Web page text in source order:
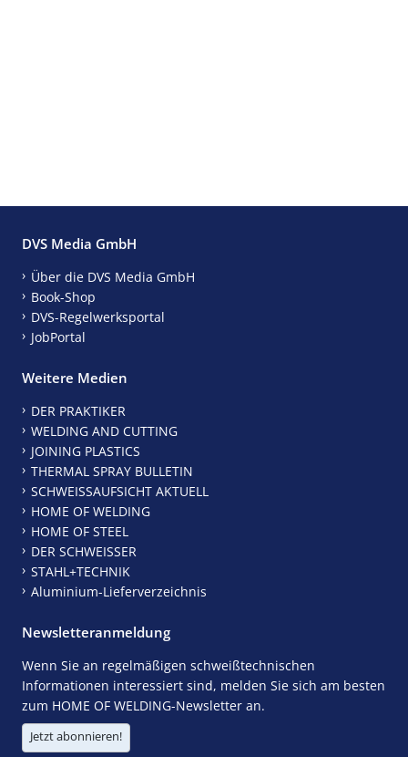
DVS Media GmbH
Über die DVS Media GmbH
Book-Shop
DVS-Regelwerksportal
JobPortal
Weitere Medien
DER PRAKTIKER
WELDING AND CUTTING
JOINING PLASTICS
THERMAL SPRAY BULLETIN
SCHWEISSAUFSICHT AKTUELL
HOME OF WELDING
HOME OF STEEL
DER SCHWEISSER
STAHL+TECHNIK
Aluminium-Lieferverzeichnis
Newsletteranmeldung
Wenn Sie an regelmäßigen schweißtechnischen
Informationen interessiert sind, melden Sie sich am besten
zum HOME OF WELDING-Newsletter an.
Jetzt abonnieren!